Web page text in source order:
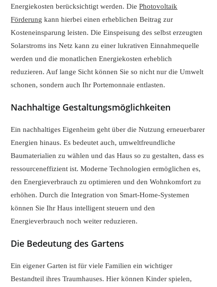
Energiekosten berücksichtigt werden. DiePhotovoltaik
Förderung kann hierbei einen erheblichen Beitrag zur
Kosteneinsparung leisten. Die Einspeisung des selbst erzeugten
Solarstroms ins Netz kann zu einer lukrativen Einnahmequelle
werden und die monatlichen Energiekosten erheblich
reduzieren. Auf lange Sicht können Sie so nicht nur die Umwelt
schonen, sondern auch Ihr Portemonnaie entlasten.
Nachhaltige Gestaltungsmöglichkeiten
Ein nachhaltiges Eigenheim geht über die Nutzung erneuerbarer
Energien hinaus. Es bedeutet auch, umweltfreundliche
Baumaterialien zu wählen und das Haus so zu gestalten, dass es
ressourceneffizient ist. Moderne Technologien ermöglichen es,
den Energieverbrauch zu optimieren und den Wohnkomfort zu
erhöhen. Durch die Integration von Smart-Home-Systemen
können Sie Ihr Haus intelligent steuern und den
Energieverbrauch noch weiter reduzieren.
Die Bedeutung des Gartens
Ein eigener Garten ist für viele Familien ein wichtiger
Bestandteil ihres Traumhauses. Hier können Kinder spielen,